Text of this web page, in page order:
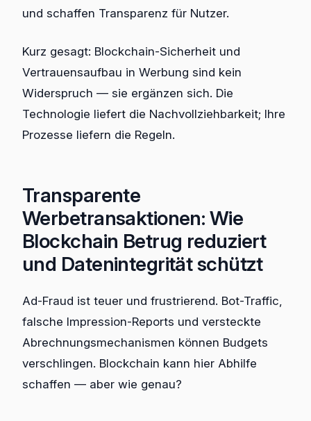
und schaffen Transparenz für Nutzer.
Kurz gesagt: Blockchain-Sicherheit und
Vertrauensaufbau in Werbung sind kein
Widerspruch — sie ergänzen sich. Die
Technologie liefert die Nachvollziehbarkeit; Ihre
Prozesse liefern die Regeln.
Transparente
Werbetransaktionen: Wie
Blockchain Betrug reduziert
und Datenintegrität schützt
Ad-Fraud ist teuer und frustrierend. Bot-Traffic,
falsche Impression-Reports und versteckte
Abrechnungsmechanismen können Budgets
verschlingen. Blockchain kann hier Abhilfe
schaffen — aber wie genau?